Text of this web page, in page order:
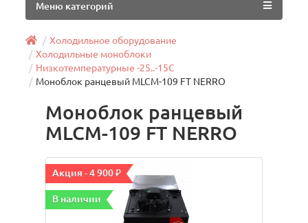
Меню категорий
Холодильное оборудование
Холодильные моноблоки
Низкотемпературные -25..-15C
Моноблок ранцевый МLCM-109 FT NERRO
Моноблок ранцевый
МLCM-109 FT NERRO
Акция - 4 900 ₽
В наличии